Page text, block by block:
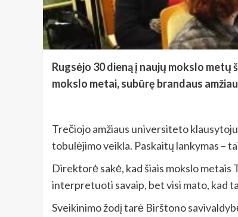
Rugsėjo 30 dieną į naujų mokslo
mokslo metai, subūrę brandaus
Trečiojo amžiaus universiteto
tobulėjimo veikla. Paskaitų lankymas –
Direktorė sakė, kad šiais mokslo
interpretuoti savaip, bet visi mato, kad
Sveikinimo žodį tarė Birštono